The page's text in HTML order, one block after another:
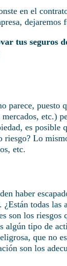
en el
tus seguros
parece, puesto
etc.)
es posible
riesgo? Lo
etc.
haber
todas las
son los
algún tipo de
que no
son los